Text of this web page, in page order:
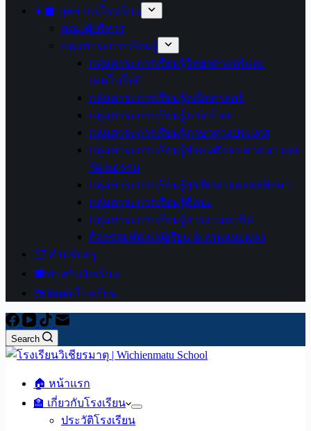
👩‍🏫 บุคลากรโรงเรียน
คณะผู้บริหาร
กลุ่มสาระการเรียนรู้
กลุ่มสาระการเรียนรู้วิทยาศาสตร์และ
เทคโนโลยี
กลุ่มสาระการเรียนรู้คณิตศาสตร์
กลุ่มสาระการเรียนรู้ภาษาไทย
กลุ่มสาระการเรียนรู้ภาษาต่างประเทศ
กลุ่มสาระการเรียนรู้สังคมศึกษา ศาสนา และ
วัฒนธรรม
กลุ่มสาระการเรียนรู้สุขศึกษาและพลศึกษา
กลุ่มสาระการเรียนรู้ศิลปะ
กลุ่มสาระการเรียนรู้การงานอาชีพ
กิจกรรมพัฒนาผู้เรียน & งานแนะแนว
🗂️ สำหรับครู
🎓สำหรับนักเรียน
📨 ติดต่อโรงเรียน
Search
🏠 หน้าแรก
🏫 เกี่ยวกับโรงเรียน
ประวัติโรงเรียน